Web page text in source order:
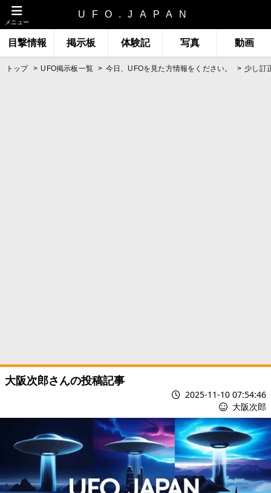
メニュー
UFO.JAPAN
目撃情報 掲示板 体験記 写真 動画
トップ UFO掲示板一覧 今日、UFOを見た方情報をください。 少し訂
大阪次郎さんの投稿記事
2025-11-10 07:54:46
大阪次郎